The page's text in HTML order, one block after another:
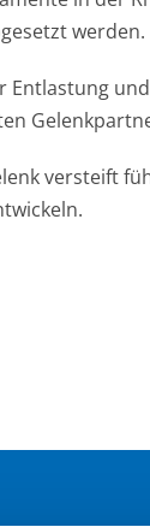
werden.
Entlastung
versteift